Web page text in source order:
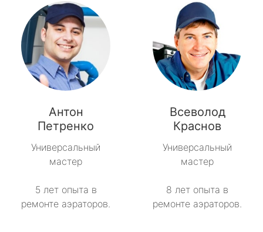
Антон
Петренко
Универсальный
мастер
5 лет опыта в
ремонте аэраторов.
Всеволод
Краснов
Универсальный
мастер
8 лет опыта в
ремонте аэраторов.